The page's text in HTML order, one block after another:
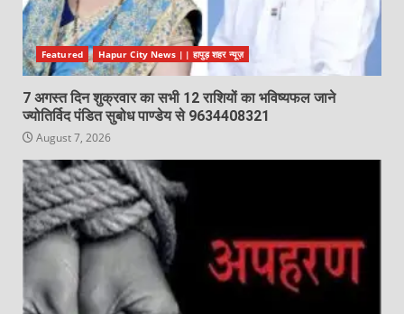
Featured Hapur City News || हापुड़ शहर न्यूज़
7 अगस्त दिन शुक्रवार का सभी 12 राशियों का भविष्यफल जाने
ज्योतिर्विद पंडित सुबोध पाण्डेय से 9634408321
August 7, 2026